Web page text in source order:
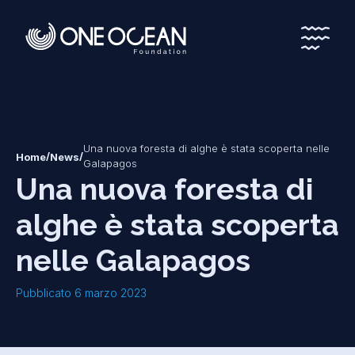
*
*
Home/News/
Una nuova foresta di alghe è stata scoperta nelle
Galapagos
Una nuova foresta di
alghe è stata scoperta
nelle Galapagos
Pubblicato 6 marzo 2023